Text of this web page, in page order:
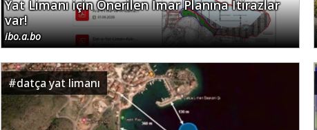
Yat Limanı için Önerilen İmar Planına İtirazlar
var!
ibo.a.bo
#datça yat limanı